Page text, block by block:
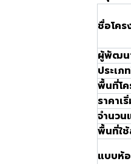
ชื่อโคร
ผู้พัฒน
ประเภ
พื้นที่โค
ราคาเ
จำนว
พื้นที่ใ
แบบห้